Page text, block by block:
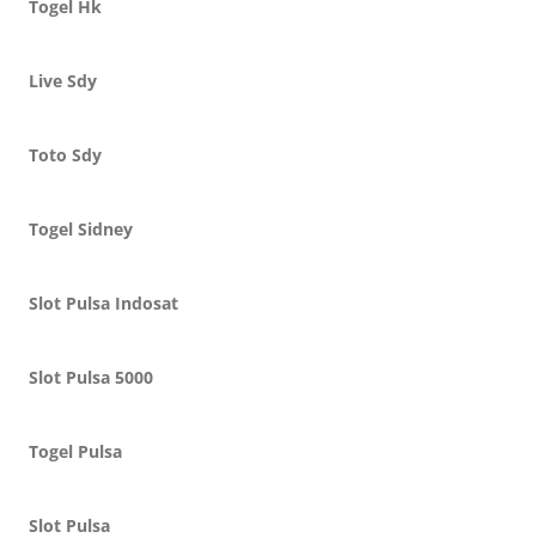
Togel Hk
Live Sdy
Toto Sdy
Togel Sidney
Slot Pulsa Indosat
Slot Pulsa 5000
Togel Pulsa
Slot Pulsa